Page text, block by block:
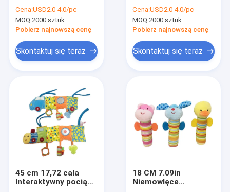
Produkty
O nas
Wycieczka po fabryce
Singing Elephant
Festival Gifts
Cena:USD2.0-4.0/pc
MOQ:2000 sztuk
Pobierz najnowszą cenę
Skontaktuj się teraz
Pluszowe zabawki
Wypchane zwierzę z
dzwonkiem
Cena:USD2.0-4.0/pc
MOQ:2000 sztuk
Pobierz najnowszą cenę
Skontaktuj się teraz
45 cm 17,72 cala
Interaktywny pociąg
18 CM 7.09in
Niemowlęce